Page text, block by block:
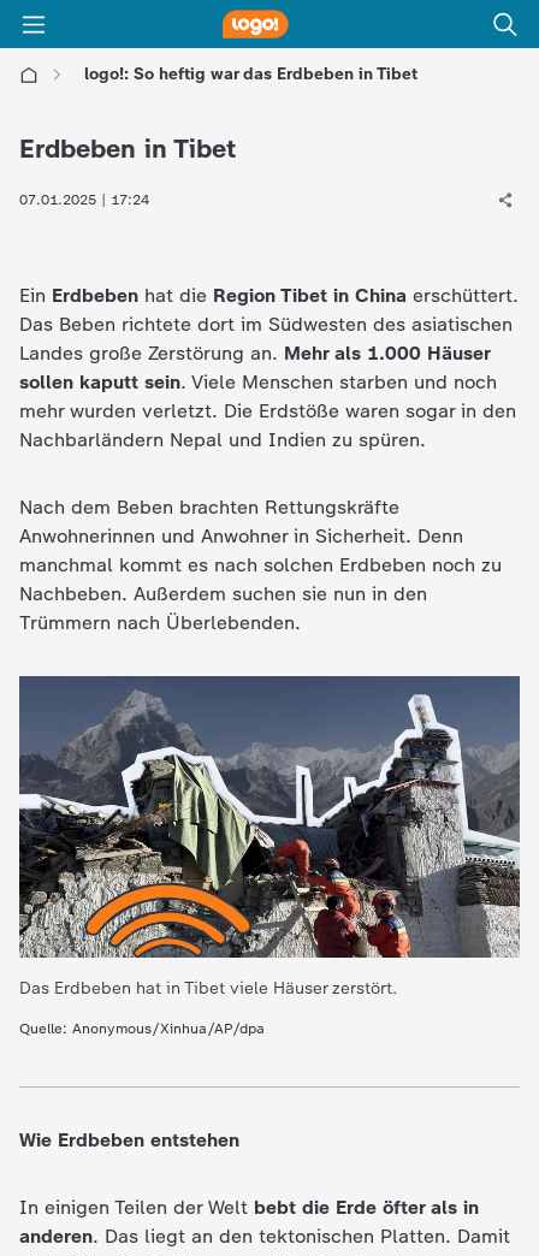
logo!: So heftig war das Erdbeben in Tibet
o
o
n
d
e
n
Erdbeben in Tibet
07.01.2025 | 17:24
Ein Erdbeben hat die Region Tibet in China erschüttert.
Das Beben richtete dort im Südwesten des asiatischen
Landes große Zerstörung an. Mehr als 1.000 Häuser
sollen kaputt sein. Viele Menschen starben und noch
mehr wurden verletzt. Die Erdstöße waren sogar in den
Nachbarländern Nepal und Indien zu spüren.
Nach dem Beben brachten Rettungskräfte
Anwohnerinnen und Anwohner in Sicherheit. Denn
manchmal kommt es nach solchen Erdbeben noch zu
Nachbeben. Außerdem suchen sie nun in den
Trümmern nach Überlebenden.
Das Erdbeben hat in Tibet viele Häuser zerstört.
Quelle: Anonymous/Xinhua/AP/dpa
Wie Erdbeben entstehen
In einigen Teilen der Welt bebt die Erde öfter als in
anderen. Das liegt an den tektonischen Platten. Damit